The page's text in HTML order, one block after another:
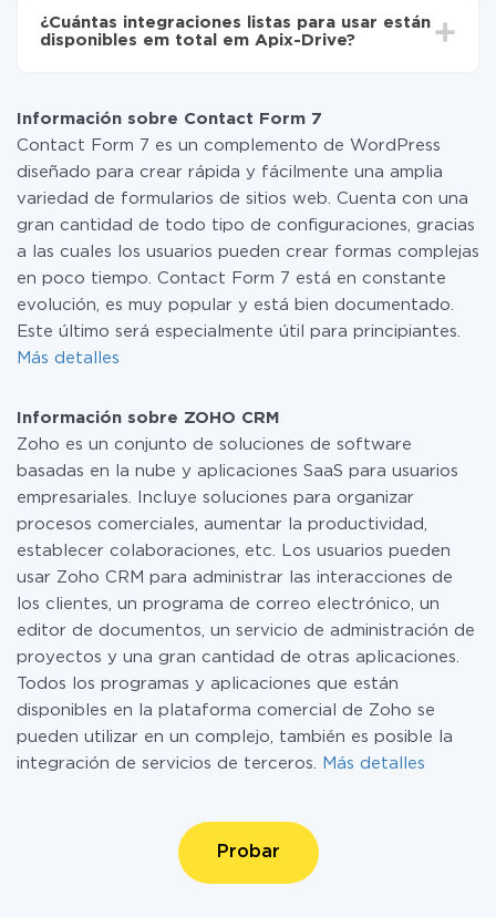
tarifas. Usted solo paga por la cantidad de datos que
realmente se transfieren de uno de sus sistemas a otro
manera segura un plan de tarifa gratuita o cambiar a
uno de pago, si es necesario. Más detalles sobre
tarifas
¿Cuántas integraciones listas para usar están
disponibles em total em Apix-Drive?
CRM
Información sobre Contact Form 7
Contact Form 7 es un complemento de WordPress
diseñado para crear rápida y fácilmente una amplia
variedad de formularios de sitios web. Cuenta con una
gran cantidad de todo tipo de configuraciones, gracias
a las cuales los usuarios pueden crear formas complejas
en poco tiempo. Contact Form 7 está en constante
evolución, es muy popular y está bien documentado.
Este último será especialmente útil para principiantes.
Más detalles
Información sobre ZOHO CRM
Zoho es un conjunto de soluciones de software
basadas en la nube y aplicaciones SaaS para usuarios
empresariales. Incluye soluciones para organizar
procesos comerciales, aumentar la productividad,
establecer colaboraciones, etc. Los usuarios pueden
usar Zoho CRM para administrar las interacciones de
los clientes, un programa de correo electrónico, un
editor de documentos, un servicio de administración de
proyectos y una gran cantidad de otras aplicaciones.
Todos los programas y aplicaciones que están
disponibles en la plataforma comercial de Zoho se
pueden utilizar en un complejo, también es posible la
integración de servicios de terceros.
Más detalles
Probar